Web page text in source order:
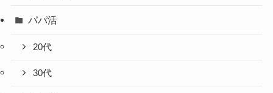
パパ活
20代
30代